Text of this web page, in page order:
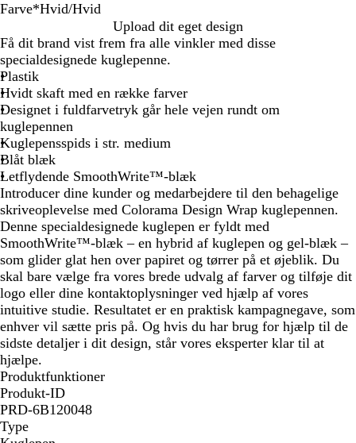
Farve*Hvid/Hvid
v
i
d
/
n
e
o
n
l
y
s
e
r
ø
d
v
i
d
/
g
u
l
v
i
d
/
o
r
a
n
g
e
v
i
d
/
k
o
l
d
g
r
å
v
i
d
/
b
r
u
n
v
i
d
/
r
ø
d
v
i
d
/
b
o
r
d
e
a
u
x
v
i
d
/
l
i
l
l
a
v
i
d
/
m
a
r
i
n
e
b
l
å
v
i
d
/
t
u
r
k
i
s
v
i
d
/
g
r
ø
n
v
i
d
/
b
l
å
v
i
d
/
H
v
i
d
Upload dit eget design
Få dit brand vist frem fra alle vinkler med disse
specialdesignede kuglepenne.
Plastik
Hvidt skaft med en række farver
Designet i fuldfarvetryk går hele vejen rundt om
kuglepennen
Kuglepensspids i str. medium
Blåt blæk
Letflydende SmoothWrite™-blæk
Introducer dine kunder og medarbejdere til den behagelige
skriveoplevelse med Colorama Design Wrap kuglepennen.
Denne specialdesignede kuglepen er fyldt med
SmoothWrite™-blæk – en hybrid af kuglepen og gel-blæk –
som glider glat hen over papiret og tørrer på et øjeblik. Du
skal bare vælge fra vores brede udvalg af farver og tilføje dit
logo eller dine kontaktoplysninger ved hjælp af vores
intuitive studie. Resultatet er en praktisk kampagnegave, som
enhver vil sætte pris på. Og hvis du har brug for hjælp til de
sidste detaljer i dit design, står vores eksperter klar til at
hjælpe.
Produktfunktioner
Produkt-ID
PRD-6B120048
Type